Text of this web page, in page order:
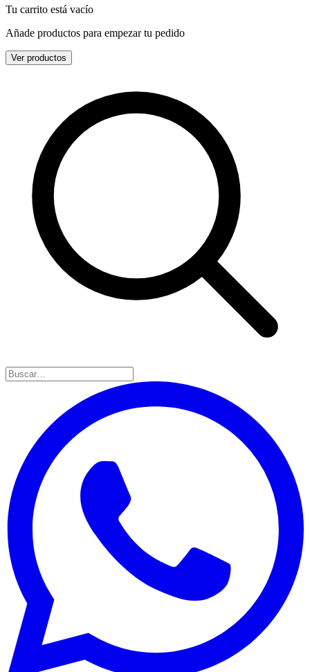
Tu carrito está vacío
Añade productos para empezar tu pedido
Ver productos